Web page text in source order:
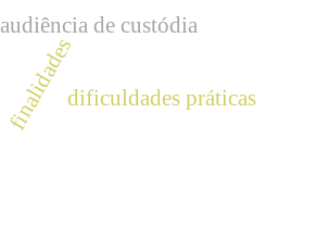
audiência de custódia
finalidadesdificuldades práticas